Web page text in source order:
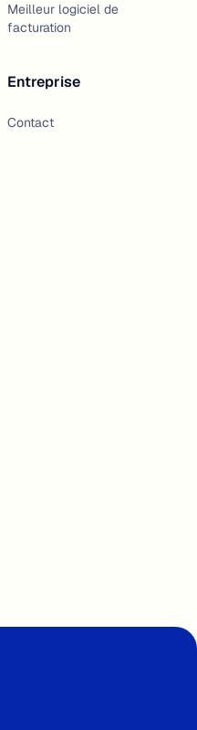
Meilleur logiciel de
facturation
Entreprise
Contact